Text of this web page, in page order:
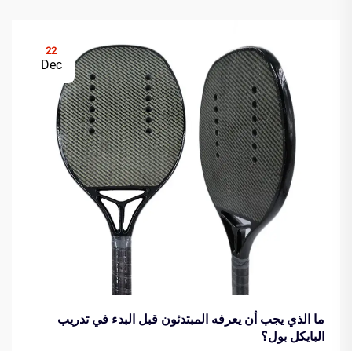
22
Dec
ما الذي يجب أن يعرفه المبتدئون قبل البدء في تدريب
البايكل بول؟